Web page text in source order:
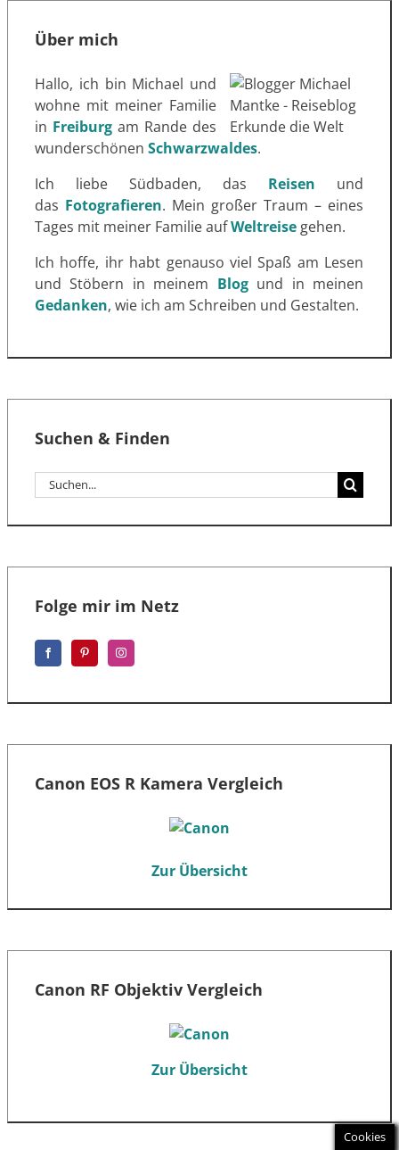
Über mich
Hallo, ich bin Michael und
wohne mit meiner Familie
in Freiburg am Rande des
wunderschönen Schwarzwaldes.
Ich liebe Südbaden, das Reisen und
das Fotografieren. Mein großer Traum – eines
Tages mit meiner Familie aufWeltreise gehen.
Ich hoffe, ihr habt genauso viel Spaß am Lesen
und Stöbern in meinem Blog und in meinen
Gedanken, wie ich am Schreiben und Gestalten.
Suchen & Finden
Suche
nach:
Folge mir im Netz
Canon EOS R Kamera Vergleich
Zur Übersicht
Canon RF Objektiv Vergleich
Zur Übersicht
Cookies